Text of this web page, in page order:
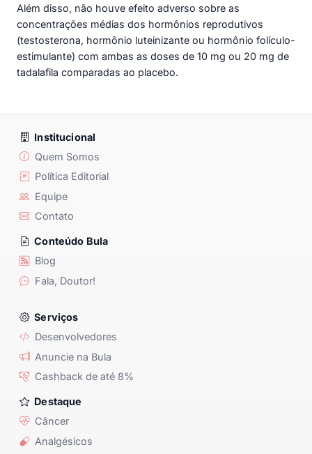
Além disso, não houve efeito adverso sobre as
concentrações médias dos hormônios reprodutivos
(testosterona, hormônio luteinizante ou hormônio folículo-
estimulante) com ambas as doses de 10 mg ou 20 mg de
tadalafila comparadas ao placebo.
Institucional
Quem Somos
Política Editorial
Equipe
Contato
Conteúdo Bula
Blog
Fala, Doutor!
Serviços
Desenvolvedores
Anuncie na Bula
Cashback de até 8%
Destaque
Câncer
Analgésicos